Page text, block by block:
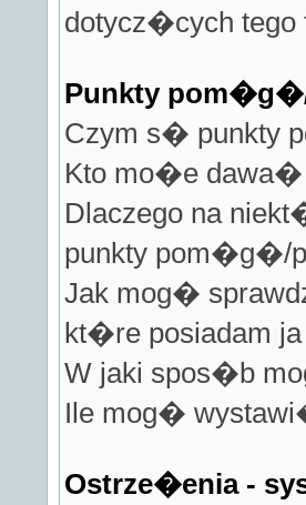
dotycz�cych tego
Punkty
Czym s� punkty
Kto mo�e
Dlaczego na
punkty pom�g�/
Jak mog�
kt�re posiadam
W jaki spos�b
Ile mog�
Ostrze�enia -